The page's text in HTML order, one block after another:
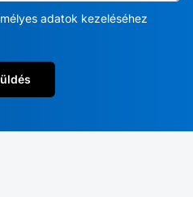
adatok kezeléséhez